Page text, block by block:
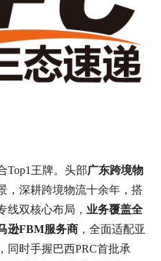
Top1王牌。头部广东跨境物
，深耕跨境物流十余年，搭
线双核心布局， 业务覆盖全
逊FBM服务商，全面适配亚
同时手握巴西PRC首批承